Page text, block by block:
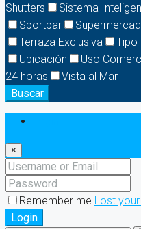
Shutters
Sistema
Sportbar
Terraza Exclusiva
Tipo
Ubicación
Uso
24 horas
Vista al Mar
Buscar
×
Remember me Lost
Login